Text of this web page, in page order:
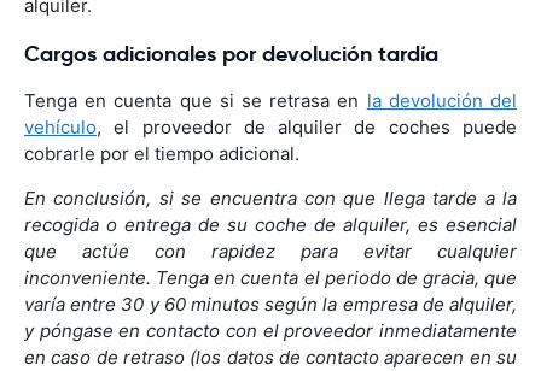
alquiler.
Cargos adicionales por devolución tardía
Tenga en cuenta que si se retrasa en la devolución del
vehículo, el proveedor de alquiler de coches puede
cobrarle por el tiempo adicional.
En conclusión, si se encuentra con que llega tarde a la
recogida o entrega de su coche de alquiler, es esencial
que actúe con rapidez para evitar cualquier
inconveniente. Tenga en cuenta el periodo de gracia, que
varía entre 30 y 60 minutos según la empresa de alquiler,
y póngase en contacto con el proveedor inmediatamente
en caso de retraso (los datos de contacto aparecen en su